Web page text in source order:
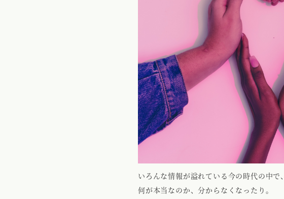
いろんな情報が溢れている今の時代の中で、
何が本当なのか、分からなくなったり。